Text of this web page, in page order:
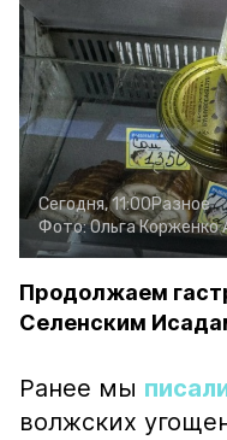
Сегодня, 11:00Разное
Фото:Ольга Корженко
Продолжаем
Селенским
Ранее мы
волжских